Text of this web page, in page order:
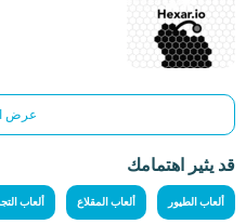
عرض
قد يثير اهتمامك
ألعاب الطيور ألعاب المقلاع ألعاب